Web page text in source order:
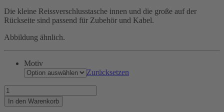
Die kleine Reissverschlusstasche innen und die große auf der
Rückseite sind passend für Zubehör und Kabel.
Abbildung ähnlich.
Motiv
Zurücksetzen
Ein
Muss
für
In den Warenkorb